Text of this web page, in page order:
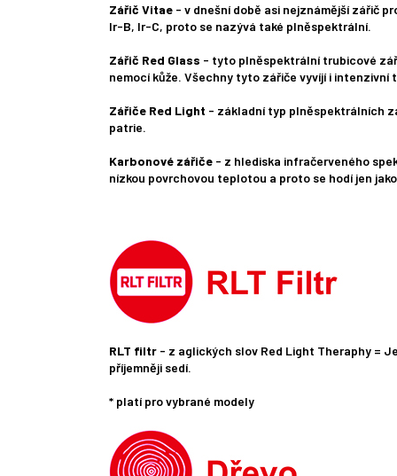
Zářič Vitae - v dnešní době asi nejznámější zářič
Ir-B, Ir-C, proto se nazývá také plněspektrální.
Zářič Red Glass - tyto plněspektrální trubicové
nemocí kůže. Všechny tyto zářiče vyvíjí i
Zářiče Red Light - základní typ plněspektrálních
patrie.
Karbonové zářiče - z hlediska infračerveného
nízkou povrchovou teplotou a proto se hodí jen
RLT filtr - z aglických slov Red Light Theraphy =
příjemněji sedí.
* platí pro vybrané modely